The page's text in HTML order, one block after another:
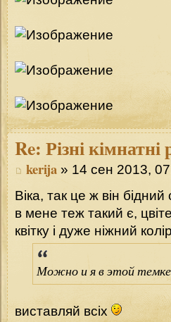
Re: Різні
kerija » 14 сен 2013,
Віка, так це ж він
в мене теж такий є,
квітку і дуже ніжний
Можно и я в этой
виставляй всіх